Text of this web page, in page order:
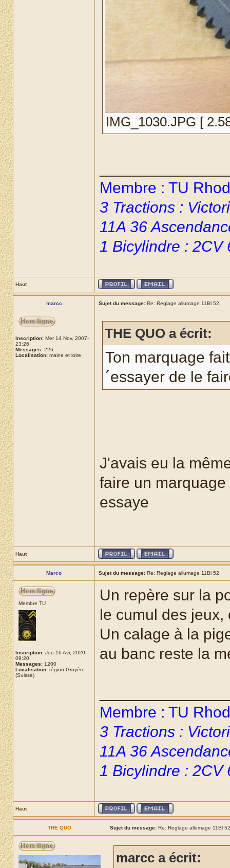
IMG_1030.JPG [
Membre : TU
3 Tractions :
11A 36
1 Bicylindre : 2CV
Haut
marcc Sujet du message: Re: Reglage allumage 11Bl 52
Inscription: Mer 14 Nov, 2007-
23:26
Messages: 226
Localisation: maine et loire
THE QUO a écrit:
Ton marquage
´essayer de le
J'avais eu la
faire un
essaye
Haut
Marco Sujet du message: Re: Reglage allumage 11Bl 52
Membre TU
Inscription: Jeu 16 Avr, 2020-
09:20
Messages: 1200
Localisation: région Gruyère
(Suisse)
Un repère sur la
le cumul des
Un calage à la
au banc reste la
Membre : TU
3 Tractions :
11A 36
1 Bicylindre : 2CV
Haut
THE QUO Sujet du message: Re: Reglage allumage 11Bl 52
marcc a écrit: